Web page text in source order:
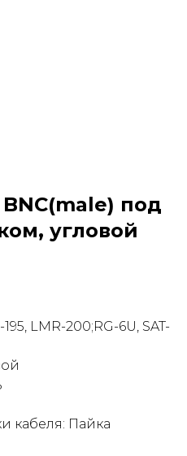
BNC(male) под
угловой
LMR-200;RG-6U, SAT-
кабеля: Пайка